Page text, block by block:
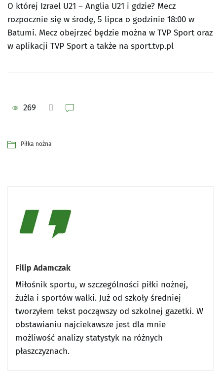
O której Izrael U21 – Anglia U21 i gdzie? Mecz
rozpocznie się w środę, 5 lipca o godzinie 18:00 w
Batumi. Mecz obejrzeć będzie można w TVP Sport oraz
w aplikacji TVP Sport a także na sport.tvp.pl
269
Piłka nożna
Filip Adamczak
Miłośnik sportu, w szczególności piłki nożnej,
żużla i sportów walki. Już od szkoły średniej
tworzyłem tekst począwszy od szkolnej gazetki. W
obstawianiu najciekawsze jest dla mnie
możliwość analizy statystyk na różnych
płaszczyznach.